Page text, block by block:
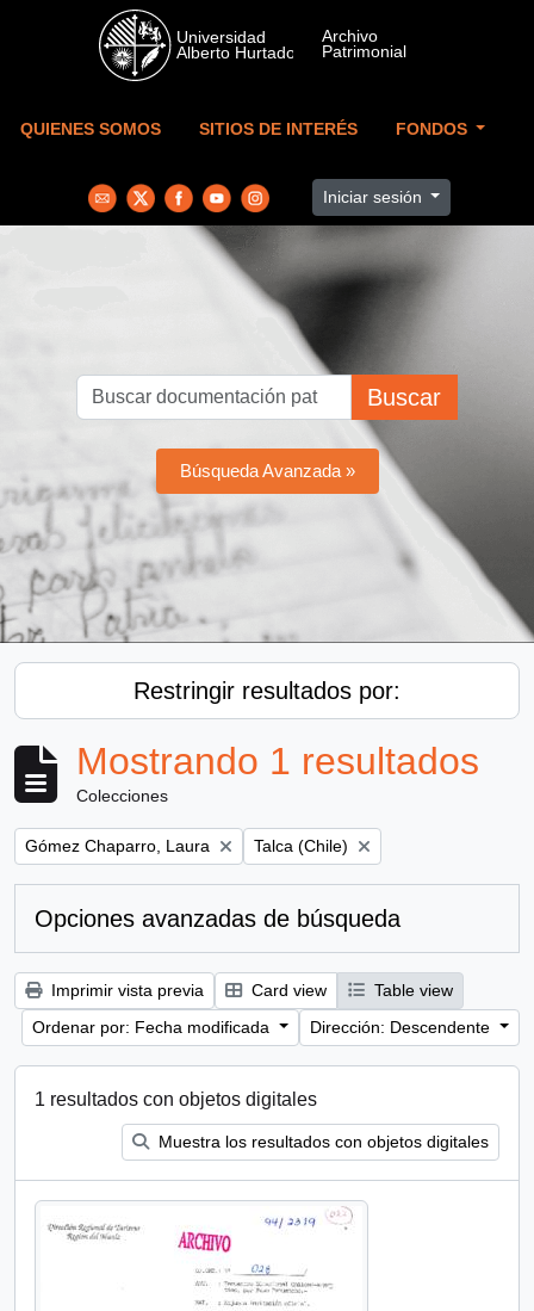
Skip to main content
QUIENES SOMOS SITIOS DE INTERÉS FONDOS
Iniciar sesión
Buscar
Búsqueda Avanzada »
Restringir resultados por:
Mostrando 1 resultados
Colecciones
Remove filter:
Gómez Chaparro, Laura Remove filter:
Talca (Chile)
Opciones avanzadas de búsqueda
Imprimir vista previa Card view
Table view
Ordenar por: Fecha modificada
Dirección: Descendente
1 resultados con objetos digitales
Muestra los resultados con objetos digitales